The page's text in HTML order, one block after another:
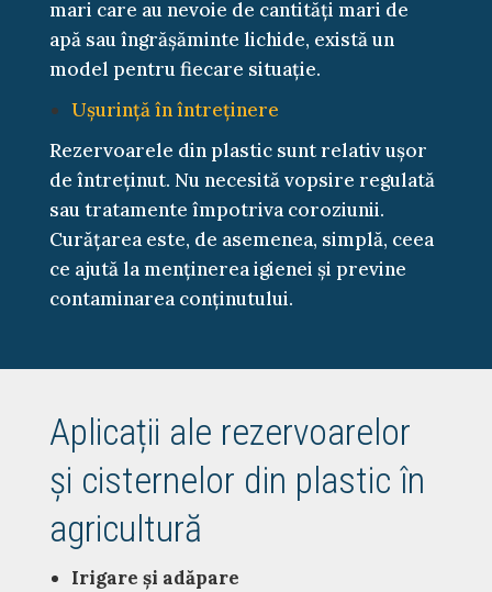
mari care au nevoie de cantități mari de
apă sau îngrășăminte lichide, există un
model pentru fiecare situație.
Ușurință în întreținere
Rezervoarele din plastic sunt relativ ușor
de întreținut. Nu necesită vopsire regulată
sau tratamente împotriva coroziunii.
Curățarea este, de asemenea, simplă, ceea
ce ajută la menținerea igienei și previne
contaminarea conținutului.
Aplicații ale rezervoarelor
și cisternelor din plastic în
agricultură
Irigare și adăpare